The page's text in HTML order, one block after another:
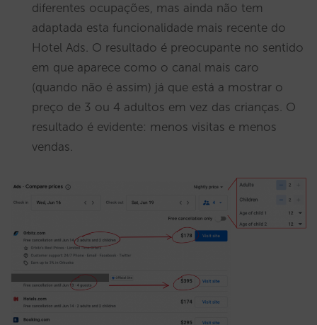
diferentes ocupações, mas ainda não tem
adaptada esta funcionalidade mais recente do
Hotel Ads. O resultado é preocupante no sentido
em que aparece como o canal mais caro
(quando não é assim) já que está a mostrar o
preço de 3 ou 4 adultos em vez das crianças. O
resultado é evidente: menos visitas e menos
vendas.